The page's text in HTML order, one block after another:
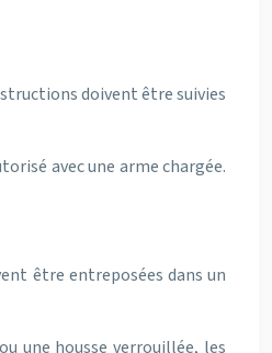
doivent être suivies
avec une arme chargée.
être entreposées dans un
une housse verrouillée, les